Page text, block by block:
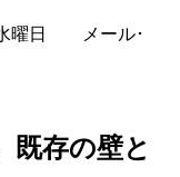
水曜日
メール･
既存の壁と